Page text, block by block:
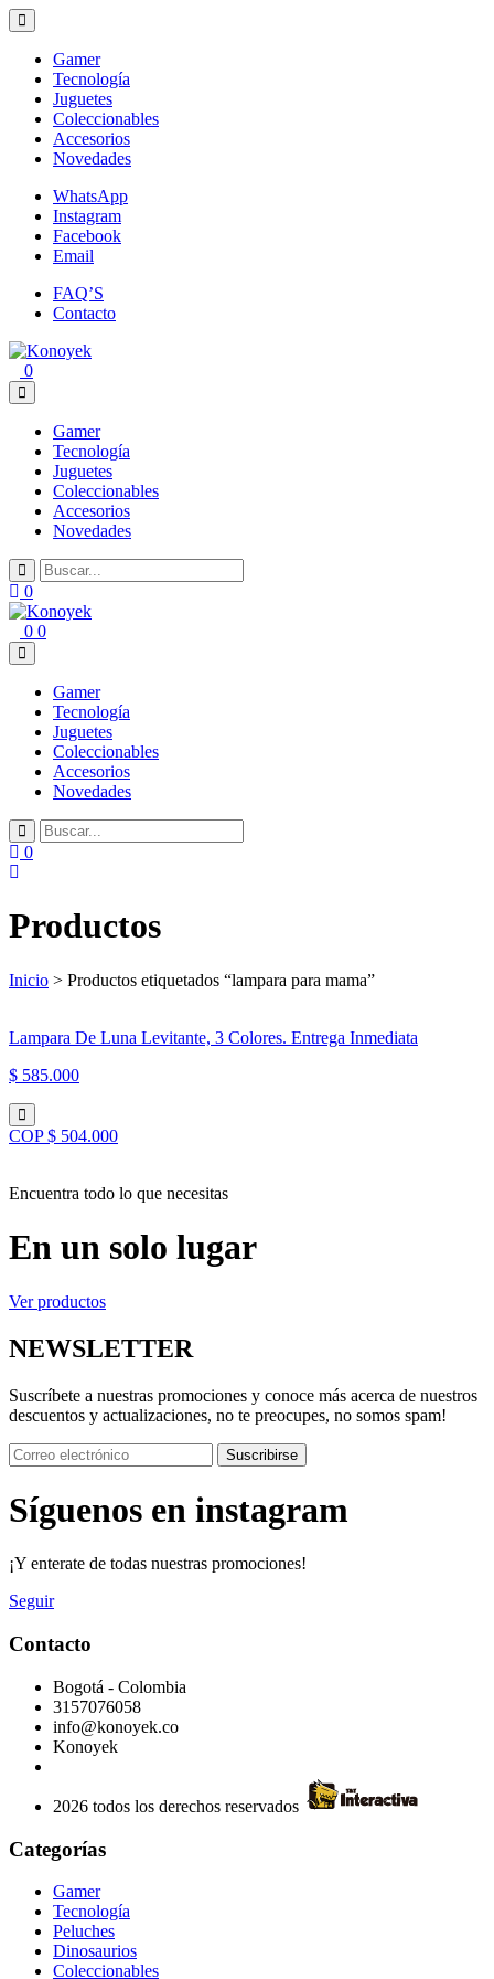
Loading...
Gamer
Tecnología
Juguetes
Coleccionables
Accesorios
Novedades
WhatsApp
Instagram
Facebook
Email
FAQ’S
Contacto
0
Gamer
Tecnología
Juguetes
Coleccionables
Accesorios
Novedades
0
0 0
Gamer
Tecnología
Juguetes
Coleccionables
Accesorios
Novedades
0
Productos
Inicio > Productos etiquetados “lampara para mama”
Lampara De Luna Levitante, 3 Colores. Entrega Inmediata
$ 585.000
COP $ 504.000
Encuentra todo lo que necesitas
En un solo lugar
Ver productos
NEWSLETTER
Suscríbete a nuestras promociones y conoce más acerca de nuestros
descuentos y actualizaciones, no te preocupes, no somos spam!
Suscribirse
Síguenos en instagram
¡Y enterate de todas nuestras promociones!
Seguir
Contacto
Bogotá - Colombia
3157076058
info@konoyek.co
Konoyek
2026 todos los derechos reservados
Categorías
Gamer
Tecnología
Peluches
Dinosaurios
Coleccionables